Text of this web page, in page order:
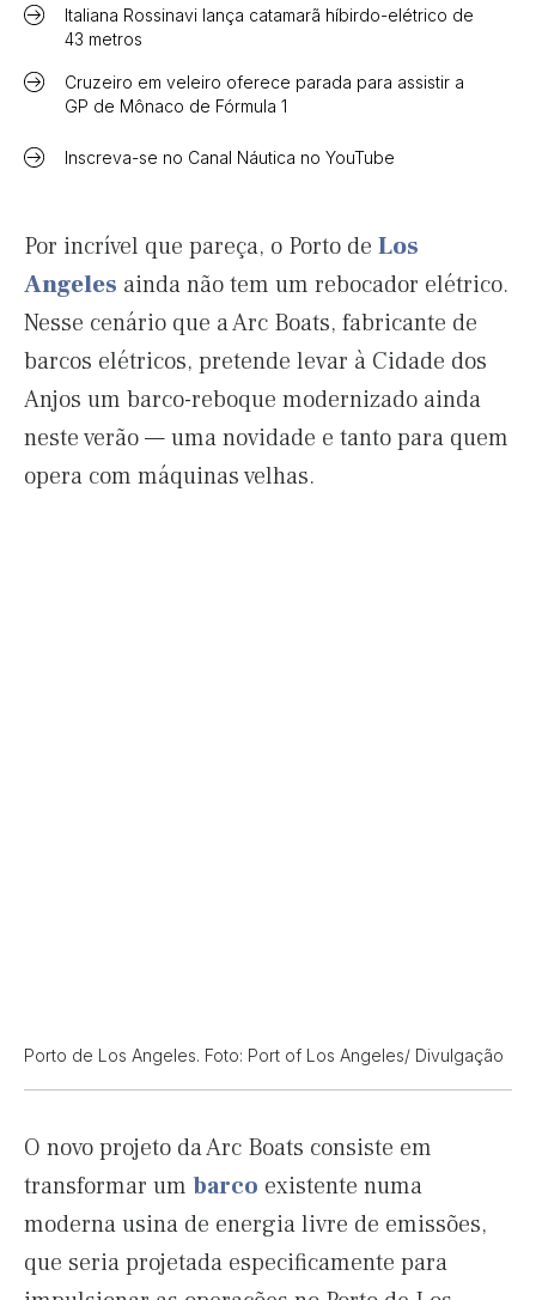
Italiana Rossinavi lança catamarã híbirdo-elétrico de
43 metros
Cruzeiro em veleiro oferece parada para assistir a
GP de Mônaco de Fórmula 1
Inscreva-se no Canal Náutica no YouTube
Por incrível que pareça, o Porto de Los
Angeles ainda não tem um rebocador elétrico.
Nesse cenário que a Arc Boats, fabricante de
barcos elétricos, pretende levar à Cidade dos
Anjos um barco-reboque modernizado ainda
neste verão — uma novidade e tanto para quem
opera com máquinas velhas.
Porto de Los Angeles. Foto: Port of Los Angeles/ Divulgação
O novo projeto da Arc Boats consiste em
transformar um barco existente numa
moderna usina de energia livre de emissões,
que seria projetada especificamente para